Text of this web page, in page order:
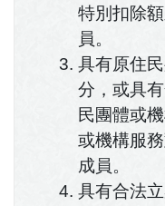
特別扣除
員。
具有原住
分，或具
民團體或
或機構服
成員。
具有合法